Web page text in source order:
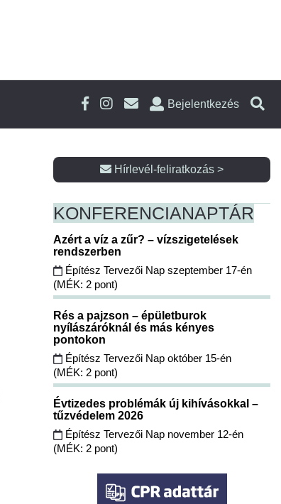
Bejelentkezés
Hírlevél-feliratkozás >
KONFERENCIANAPTÁR
Azért a víz a zűr? – vízszigetelések
rendszerben
Építész Tervezői Nap szeptember 17-én
(MÉK: 2 pont)
Rés a pajzson – épületburok
nyílászáróknál és más kényes
pontokon
Építész Tervezői Nap október 15-én
(MÉK: 2 pont)
Évtizedes problémák új kihívásokkal –
tűzvédelem 2026
Építész Tervezői Nap november 12-én
(MÉK: 2 pont)